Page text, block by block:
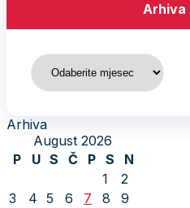
Arhiva
Arhiva
Arhiva
August 2026
P
U S Č P S
N
1
2
3
4 5 6 7 8
9